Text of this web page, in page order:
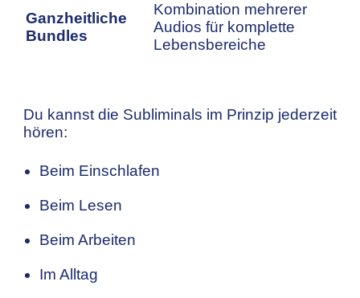
Ganzheitliche
Bundles
Kombination mehrerer
Audios für komplette
Lebensbereiche
Du kannst die Subliminals im Prinzip jederzeit
hören:
Beim Einschlafen
Beim Lesen
Beim Arbeiten
Im Alltag